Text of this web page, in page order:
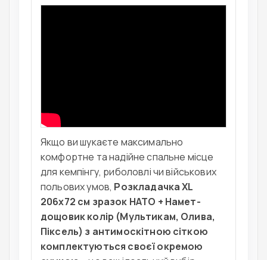
Якщо ви шукаєте максимально
комфортне та надійне спальне місце
для кемпінгу, риболовлі чи військових
польових умов, Розкладачка XL
206х72 см зразок НАТО + Намет-
дощовик колір (Мультикам, Олива,
Піксель) з антимоскітною сіткою
комплектуються своєї окремою